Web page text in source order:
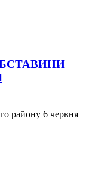
району 6 червня